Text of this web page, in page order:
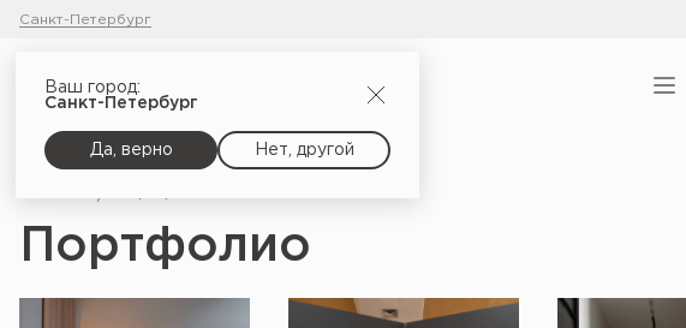
Санкт-Петербург
Ваш город:
Санкт-Петербург
Да, верно Нет, другой
Портфолио